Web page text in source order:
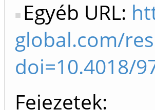
Egyéb URL:
global.com/
doi=10.4018/
Fejezetek